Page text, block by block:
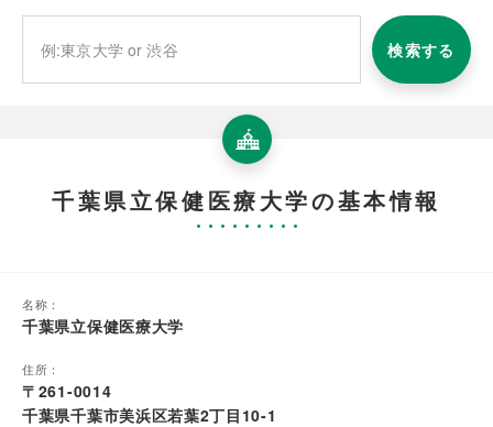
検索する
千葉県立保健医療大学の基本情報
名称：
千葉県立保健医療大学
住所：
〒261-0014
千葉県千葉市美浜区若葉2丁目10-1